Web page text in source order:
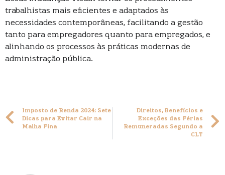
trabalhistas mais eficientes e adaptados às
necessidades contemporâneas, facilitando a gestão
tanto para empregadores quanto para empregados, e
alinhando os processos às práticas modernas de
administração pública.
Imposto de Renda 2024: Sete
Dicas para Evitar Cair na
Malha Fina
Direitos, Benefícios e
Exceções das Férias
Remuneradas Segundo a
CLT